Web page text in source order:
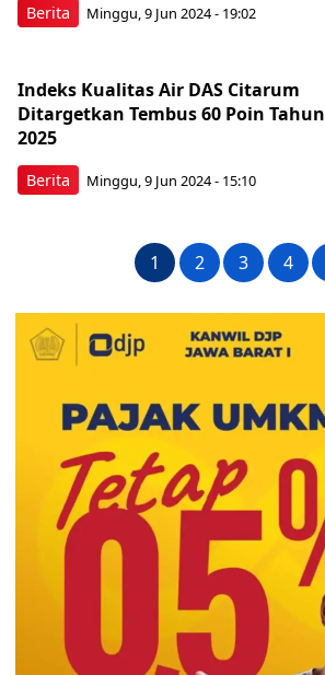
Berita Minggu, 9 Jun 2024 - 19:02
Berita
Indeks Kualitas Air DAS Citarum
Ditargetkan Tembus 60 Poin Tahun
2025
Minggu, 9 Jun 2024 - 15:10
1 2 3 4